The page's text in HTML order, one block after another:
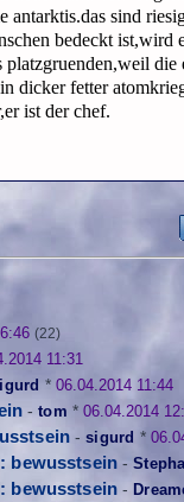
sind
bedeckt
platzgruenden,weil
dicker fetter
ist der chef.
(22)
11:31
* 06.04.2014 11:44
-tom * 06.04.2014
-sigurd *
bewusstsein -
bewusstsein -